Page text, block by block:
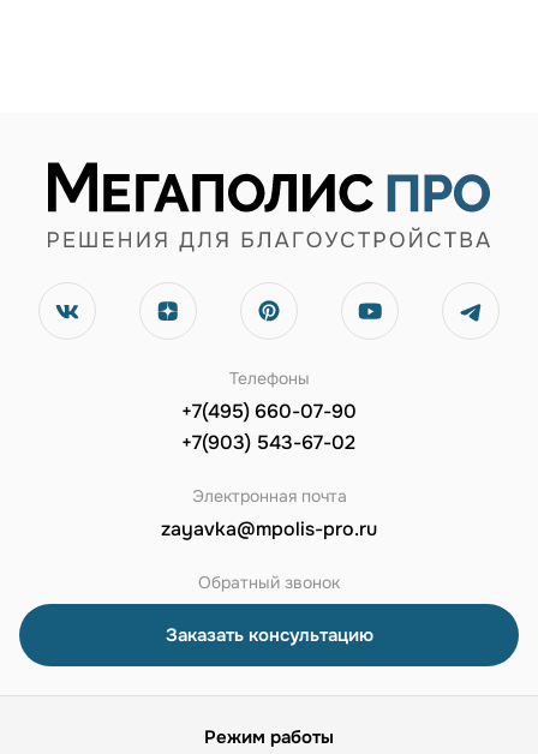
Телефоны
+7(495) 660-07-90
+7(903) 543-67-02
Электронная почта
zayavka@mpolis-pro.ru
Обратный звонок
Заказать консультацию
Режим работы